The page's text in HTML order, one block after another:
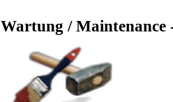
Wartung / Maintenance